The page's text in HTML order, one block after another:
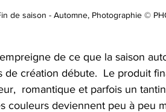
de saison - Automne, Photographie ©
de ce que la saison
de création débute.  Le produit
romantique et parfois un
couleurs deviennent peu à peu